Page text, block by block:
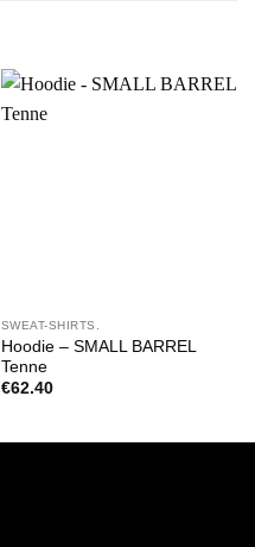
SWEAT-SHIRTS.
Hoodie – SMALL BARREL
Tenne
€62.40